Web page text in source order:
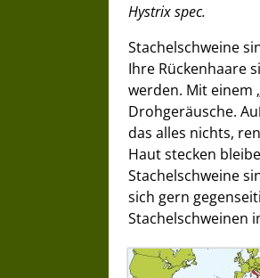
Hystrix spec.
Stachelschweine
Ihre Rückenhaare
werden. Mit einem
Drohgeräusche.
das alles nichts,
Haut stecken
Stachelschweine
sich gern
Stachelschweinen